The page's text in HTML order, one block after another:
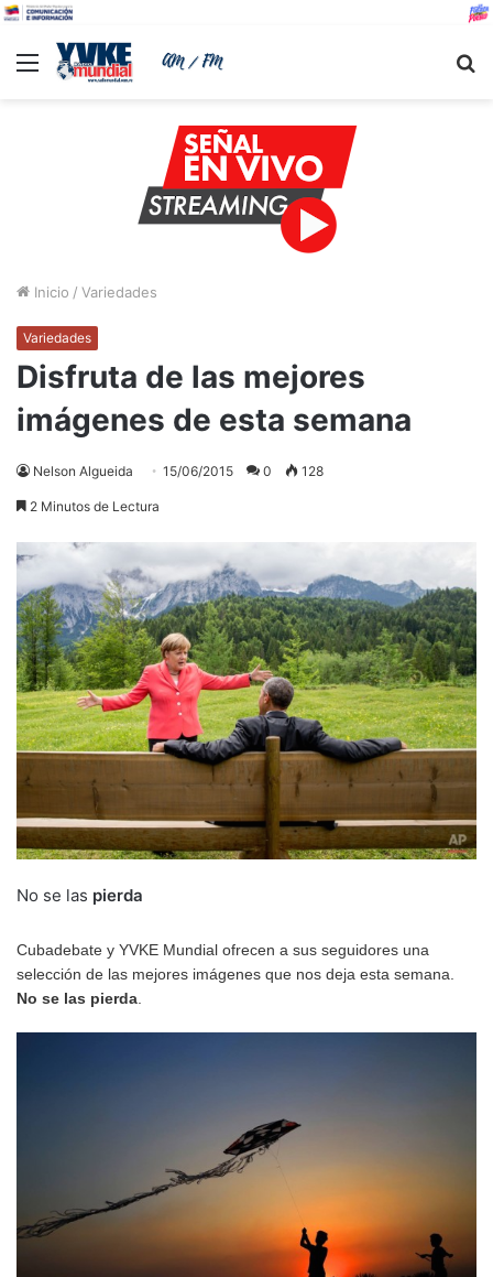
Menu
Inicio / Variedades
Variedades
Disfruta de las mejores
imágenes de esta semana
Nelson Algueida 15/06/2015 0 128
2 Minutos de Lectura
No se las pierda
Cubadebate y YVKE Mundial ofrecen a sus seguidores una
selección de las mejores imágenes que nos deja esta semana.
No se las pierda